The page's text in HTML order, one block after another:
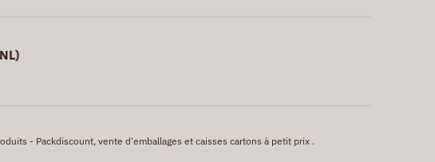
NL)
- Packdiscount, vente d'emballages et caisses cartons à petit prix .